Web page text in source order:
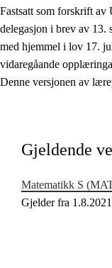
Fagenes relevans
Grunnleggende
Fastsatt som forskrift av
delegasjon i brev av 13.
med hjemmel i lov 17.
vidaregåande
Denne versjonen av
Gjeldende
Matematikk S
Gjelder fra 1.8.2021